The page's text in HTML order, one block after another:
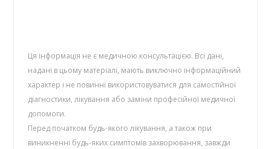
Ця інформація не є медичною консультацією. Всі дані,
надані в цьому матеріалі, мають виключно інформаційний
характер і не повинні використовуватися для самостійної
діагностики, лікування або заміни професійної медичної
допомоги.
Перед початком будь-якого лікування, а також при
виникненні будь-яких симптомів захворювання, завжди